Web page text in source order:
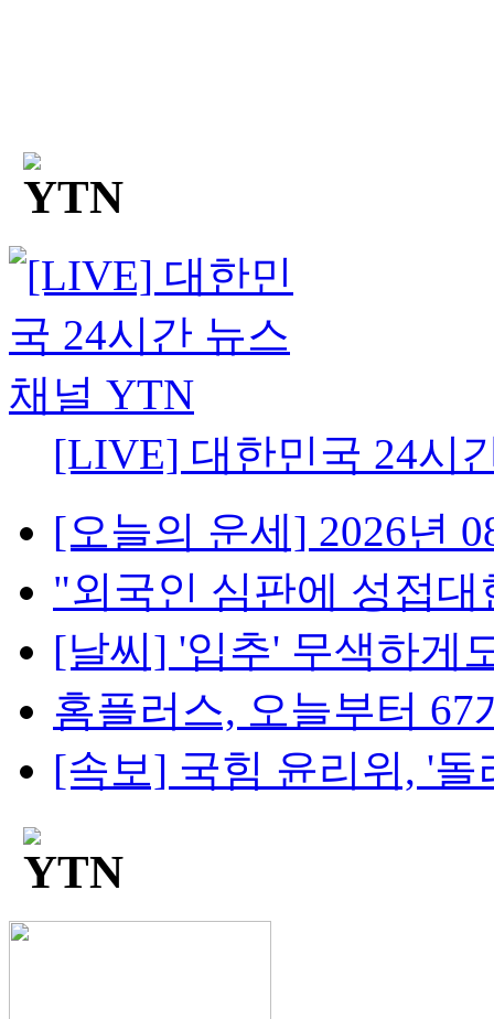
[LIVE] 대한민국 24시
[오늘의 운세] 2026년
"외국인 심판에 성접대
[날씨] '입추' 무색하게
홈플러스, 오늘부터 67
[속보] 국힘 윤리위, '돌